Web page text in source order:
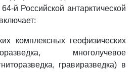
й Российской антарктической
комплексных геофизических
многолучевое
гравиразведка) в